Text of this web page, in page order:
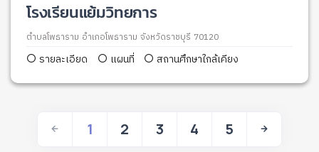
โรงเรียนแย้มวิทยการ
ตำบลโพธาราม อำเภอโพธาราม จังหวัดราชบุรี 70120
รายละเอียด แผนที่ สถานศึกษาใกล้เคียง
1 2 3 4 5